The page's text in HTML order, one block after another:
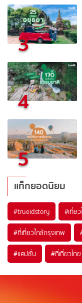
3
4
5
แท็กยอดนิยม
#trueidstory #เที่ย
#ที่เที่ยวใกล้กรุงเทพ
#แคปชั่น #ที่เที่ยวไทย